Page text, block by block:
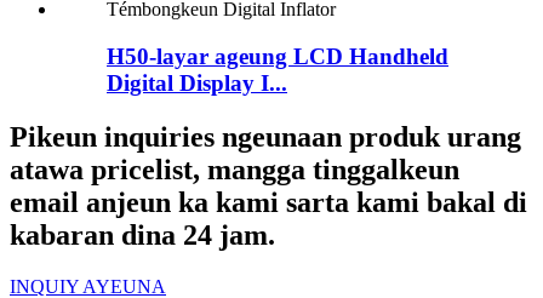
H50-layar ageung LCD Handheld
Digital Display I...
Pikeun inquiries ngeunaan produk urang
atawa pricelist, mangga tinggalkeun
email anjeun ka kami sarta kami bakal di
kabaran dina 24 jam.
INQUIY AYEUNA